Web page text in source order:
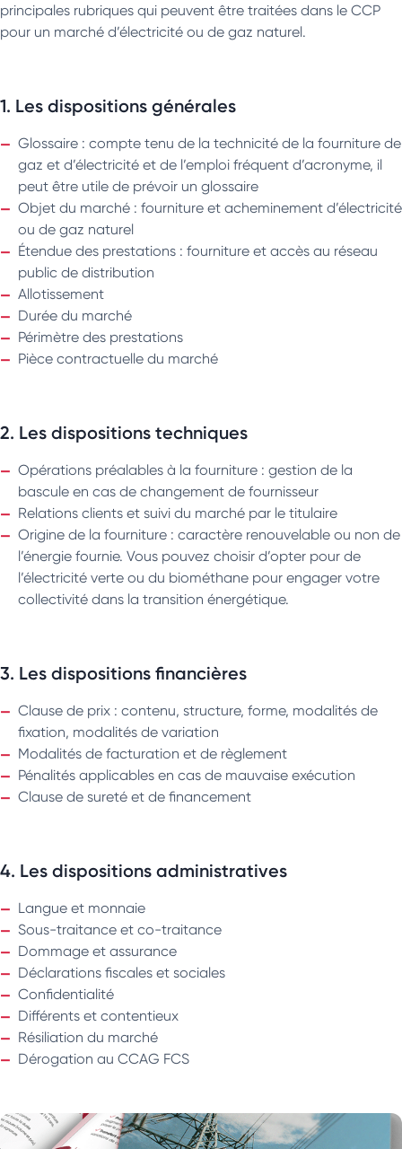
principales rubriques qui peuvent être traitées dans le CCP
pour un marché d’électricité ou de gaz naturel.
1. Les dispositions générales
Glossaire : compte tenu de la technicité de la fourniture de
gaz et d’électricité et de l’emploi fréquent d’acronyme, il
peut être utile de prévoir un glossaire
Objet du marché : fourniture et acheminement d’électricité
ou de gaz naturel
Étendue des prestations : fourniture et accès au réseau
public de distribution
Allotissement
Durée du marché
Périmètre des prestations
Pièce contractuelle du marché
2. Les dispositions techniques
Opérations préalables à la fourniture : gestion de la
bascule en cas de changement de fournisseur
Relations clients et suivi du marché par le titulaire
Origine de la fourniture : caractère renouvelable ou non de
l’énergie fournie. Vous pouvez choisir d’opter pour de
l’électricité verte ou du biométhane pour engager votre
collectivité dans la transition énergétique.
3. Les dispositions financières
Clause de prix : contenu, structure, forme, modalités de
fixation, modalités de variation
Modalités de facturation et de règlement
Pénalités applicables en cas de mauvaise exécution
Clause de sureté et de financement
4. Les dispositions administratives
Langue et monnaie
Sous-traitance et co-traitance
Dommage et assurance
Déclarations fiscales et sociales
Confidentialité
Différents et contentieux
Résiliation du marché
Dérogation au CCAG FCS